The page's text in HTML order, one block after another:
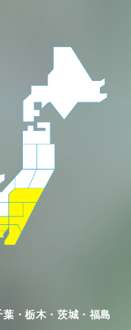
葉・栃木・茨城・福島